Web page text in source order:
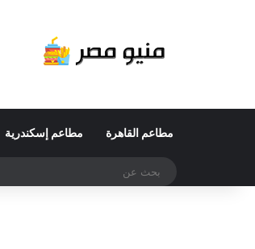
مطاعم القاهرة مطاعم إسكندرية